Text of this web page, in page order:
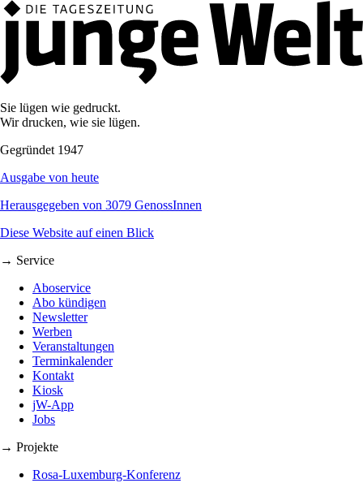
Sie lügen wie gedruckt.
Wir drucken, wie sie lügen.
Gegründet 1947
Ausgabe von heute
Herausgegeben von 3079 GenossInnen
Diese Website auf einen Blick
→ Service
Aboservice
Abo kündigen
Newsletter
Werben
Veranstaltungen
Terminkalender
Kontakt
Kiosk
jW-App
Jobs
→ Projekte
Rosa-Luxemburg-Konferenz